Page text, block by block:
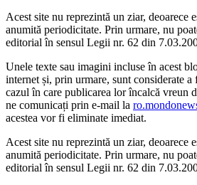
Acest site nu reprezintă un ziar, deoarece
anumită periodicitate. Prin urmare, nu
editorial în sensul Legii nr. 62 din
Unele texte sau imagini incluse în acest
internet și, prin urmare, sunt considerate
cazul în care publicarea lor încalcă vreun
ne comunicați prin e-mail la
acestea vor fi eliminate imediat.
Acest site nu reprezintă un ziar, deoarece
anumită periodicitate. Prin urmare, nu
editorial în sensul Legii nr. 62 din